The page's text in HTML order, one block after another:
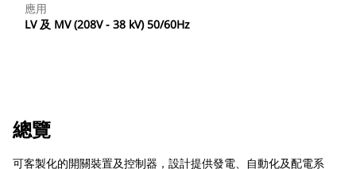
應用
LV 及 MV (208V - 38 kV) 50/60Hz
總覽
可客製化的開關裝置及控制器，設計提供發電、自動化及配電系